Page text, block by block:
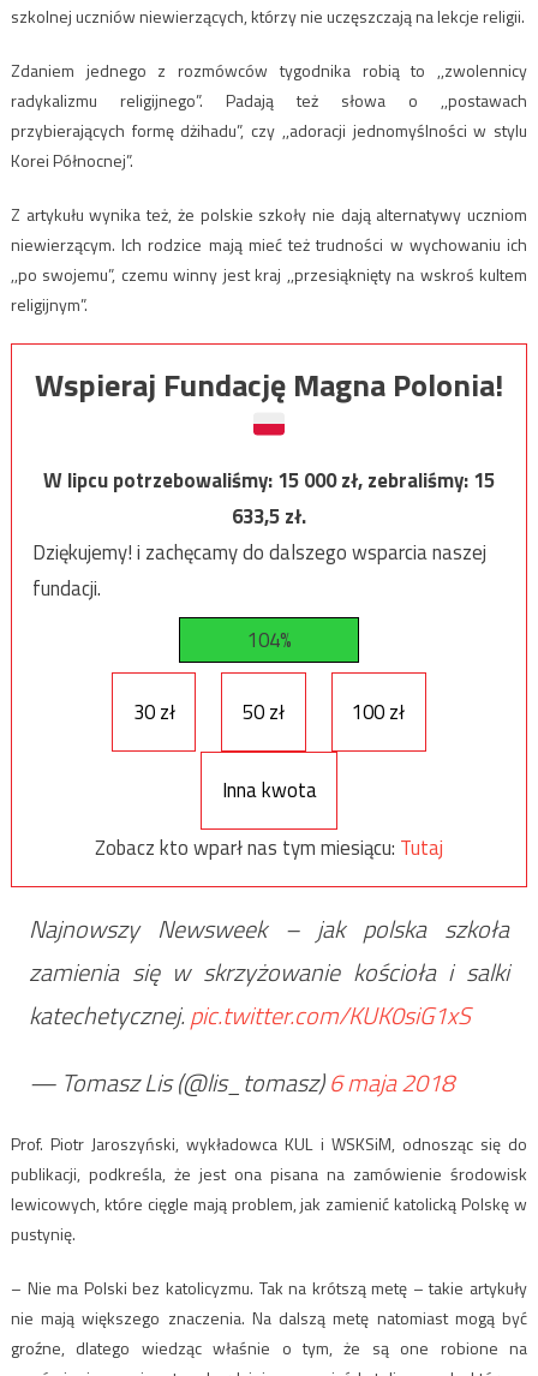
szkolnej uczniów niewierzących, którzy nie uczęszczają na lekcje religii.
Zdaniem jednego z rozmówców tygodnika robią to ,,zwolennicy
radykalizmu religijnego”. Padają też słowa o ,,postawach
przybierających formę dżihadu”, czy ,,adoracji jednomyślności w stylu
Korei Północnej”.
Z artykułu wynika też, że polskie szkoły nie dają alternatywy uczniom
niewierzącym. Ich rodzice mają mieć też trudności w wychowaniu ich
,,po swojemu”, czemu winny jest kraj ,,przesiąknięty na wskroś kultem
religijnym”.
Wspieraj Fundację Magna Polonia!
W lipcu potrzebowaliśmy:15 000zł, zebraliśmy:15
633,5zł.
Dziękujemy! i zachęcamy do dalszego wsparcia naszej
fundacji.
104%
30 zł 50 zł 100 zł
Inna kwota
Zobacz kto wparł nas tym miesiącu: Tutaj
Najnowszy Newsweek – jak polska szkoła
zamienia się w skrzyżowanie kościoła i salki
katechetycznej.pic.twitter.com/KUK0siG1xS
— Tomasz Lis (@lis_tomasz)6 maja 2018
Prof. Piotr Jaroszyński, wykładowca KUL i WSKSiM, odnosząc się do
publikacji, podkreśla, że jest ona pisana na zamówienie środowisk
lewicowych, które cięgle mają problem, jak zamienić katolicką Polskę w
pustynię.
– Nie ma Polski bez katolicyzmu. Tak na krótszą metę – takie artykuły
nie mają większego znaczenia. Na dalszą metę natomiast mogą być
groźne, dlatego wiedząc właśnie o tym, że są one robione na